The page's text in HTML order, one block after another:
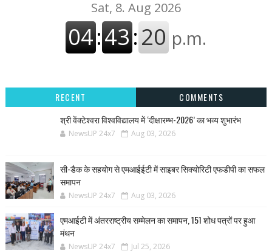
RECENT
COMMENTS
श्री वेंक्टेश्वरा विश्वविद्यालय में ‘दीक्षारम्भ-2026’ का भव्य शुभारंभ
NewsUP 24x7 Aug 03, 2026
सी-डैक के सहयोग से एमआईईटी में साइबर सिक्योरिटी एफडीपी का सफल
समापन
NewsUP 24x7 Aug 03, 2026
एमआईटी में अंतरराष्ट्रीय सम्मेलन का समापन, 151 शोध पत्रों पर हुआ
मंथन
NewsUP 24x7 Jul 25, 2026